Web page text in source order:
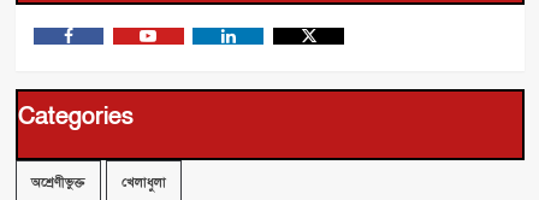
Categories
অশ্রেণীভুক্ত খেলাধুলা